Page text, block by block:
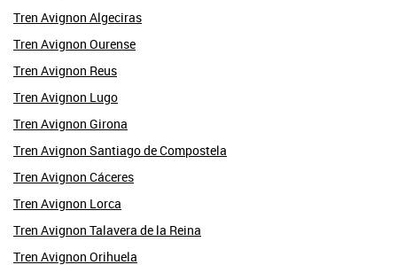
Tren Avignon Algeciras
Tren Avignon Ourense
Tren Avignon Reus
Tren Avignon Lugo
Tren Avignon Girona
Tren Avignon Santiago de Compostela
Tren Avignon Cáceres
Tren Avignon Lorca
Tren Avignon Talavera de la Reina
Tren Avignon Orihuela